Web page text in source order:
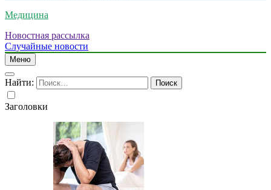
Медицина
Новостная рассылка
Случайные новости
Меню
Найти:
Заголовки